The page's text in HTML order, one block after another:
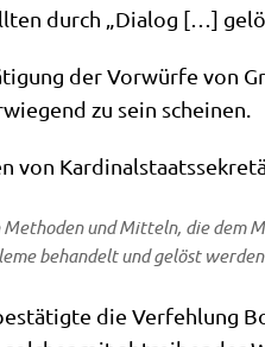
durch „Dia­log […]
der Vor­wür­fe von
zu sein scheinen.
von
Metho­den und Mit­teln, die
behan­delt und gelöst
die Ver­feh­lung